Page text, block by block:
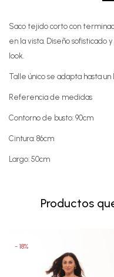
Saco tejido corto con
en la vista. Diseño
look.
Talle único se adapta hasta un
Referencia de medidas
Contorno de busto: 90cm
Cintura: 86cm
Largo: 50cm
Productos
18